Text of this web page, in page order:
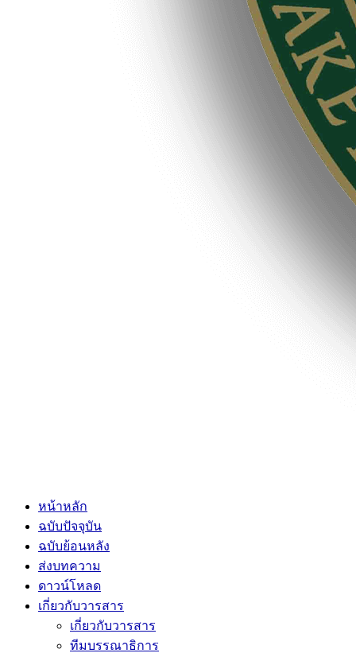
หน้าหลัก
ฉบับปัจจุบัน
ฉบับย้อนหลัง
ส่งบทความ
ดาวน์โหลด
เกี่ยวกับวารสาร
เกี่ยวกับวารสาร
ทีมบรรณาธิการ